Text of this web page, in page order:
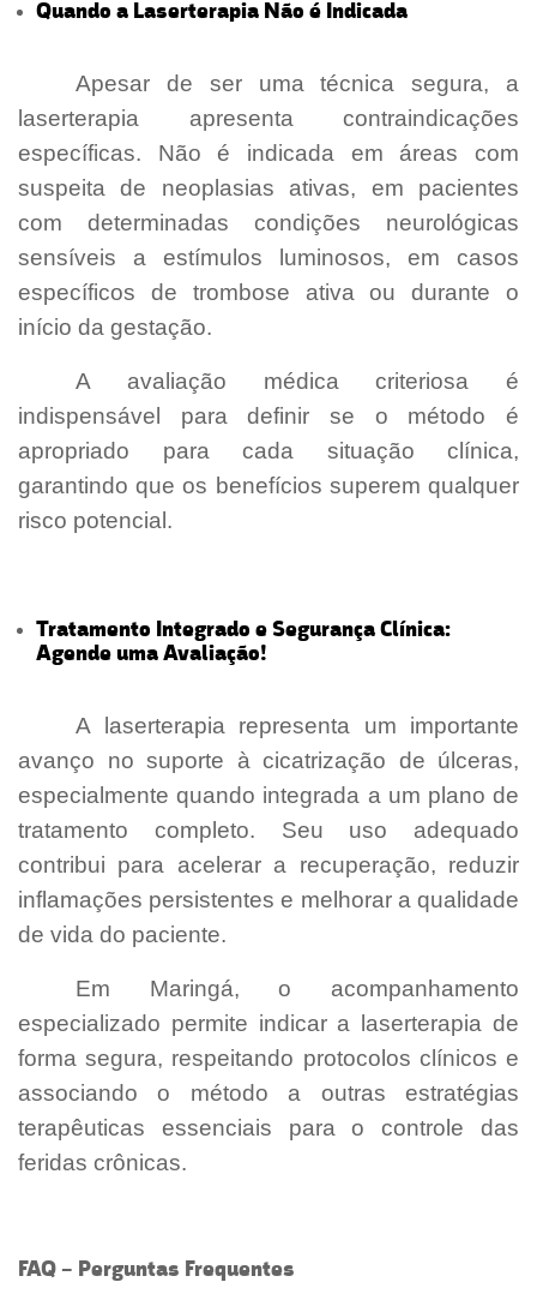
Quando a Laserterapia Não é Indicada
Apesar de ser uma técnica segura, a
laserterapia apresenta contraindicações
específicas. Não é indicada em áreas com
suspeita de neoplasias ativas, em pacientes
com determinadas condições neurológicas
sensíveis a estímulos luminosos, em casos
específicos de trombose ativa ou durante o
início da gestação.
A avaliação médica criteriosa é
indispensável para definir se o método é
apropriado para cada situação clínica,
garantindo que os benefícios superem qualquer
risco potencial.
Tratamento Integrado e Segurança Clínica:
Agende uma Avaliação!
A laserterapia representa um importante
avanço no suporte à cicatrização de úlceras,
especialmente quando integrada a um plano de
tratamento completo. Seu uso adequado
contribui para acelerar a recuperação, reduzir
inflamações persistentes e melhorar a qualidade
de vida do paciente.
Em Maringá, o acompanhamento
especializado permite indicar a laserterapia de
forma segura, respeitando protocolos clínicos e
associando o método a outras estratégias
terapêuticas essenciais para o controle das
feridas crônicas.
FAQ – Perguntas Frequentes